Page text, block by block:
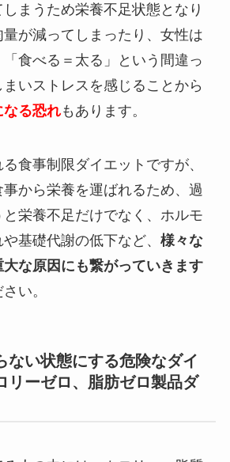
まうため栄養不足状態となり
量が減ってしまったり、女性は
食べる＝太る」という間違っ
いストレスを感じることから
なる恐れもあります。
食事制限ダイエットですが、
から栄養を運ばれるため、過
栄養不足だけでなく、ホルモ
基礎代謝の低下など、 様々な
な原因にも繋がっていきます
い。
ない状態にする危険なダイ
ーゼロ、脂肪ゼロ製品ダ